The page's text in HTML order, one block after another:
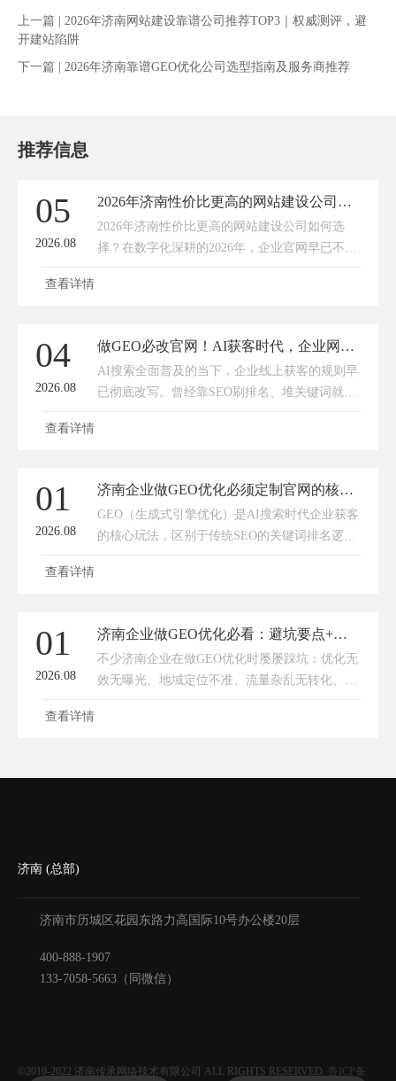
上一篇 | 2026年济南网站建设靠谱公司推荐TOP3｜权威测评，避
开建站陷阱
下一篇 | 2026年济南靠谱GEO优化公司选型指南及服务商推荐
推荐信息
05
2026.08
2026年济南性价比更高的网站建设公司如何选择？靠谱选型攻略来了
​2026年济南性价比更高的网站建设公司如何选
择？在数字化深耕的2026年，企业官网早已不是
简单的线上门面，而是获客引流、品牌展示、客
查看详情
04
2026.08
做GEO必改官网！AI获客时代，企业网站才是流量破局关键
AI搜索全面普及的当下，企业线上获客的规则早
已彻底改写。曾经靠SEO刷排名、堆关键词就能
稳定获客的时代已然落幕，取而代之的是GEO生
查看详情
01
2026.08
济南企业做GEO优化必须定制官网的核心原因
GEO（生成式引擎优化）是AI搜索时代企业获客
的核心玩法，区别于传统SEO的关键词排名逻
辑，其核心是让企业信息被AI大模型判定为权威
查看详情
01
2026.08
济南企业做GEO优化必看：避坑要点+靠谱公司挑选指南
不少济南企业在做GEO优化时屡屡踩坑：优化无
效无曝光、地域定位不准、流量杂乱无转化、服
务商隐形收费、套用模板敷衍运营等问题频发。
查看详情
济南 (总部)
济南市历城区花园东路力高国际10号办公楼20层
400-888-1907
133-7058-5663（同微信）
©2010-2022 济南传承网络技术有限公司 ALL RIGHTS RESERVED. 鲁ICP备